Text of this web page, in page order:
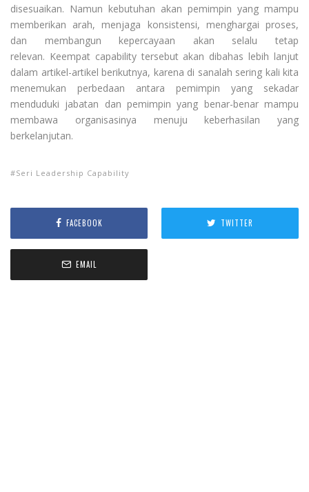
disesuaikan. Namun kebutuhan akan pemimpin yang mampu
memberikan arah, menjaga konsistensi, menghargai proses,
dan membangun kepercayaan akan selalu tetap
relevan. Keempat capability tersebut akan dibahas lebih lanjut
dalam artikel-artikel berikutnya, karena di sanalah sering kali kita
menemukan perbedaan antara pemimpin yang sekadar
menduduki jabatan dan pemimpin yang benar-benar mampu
membawa organisasinya menuju keberhasilan yang
berkelanjutan.
Seri Leadership Capability
FACEBOOK TWITTER
EMAIL